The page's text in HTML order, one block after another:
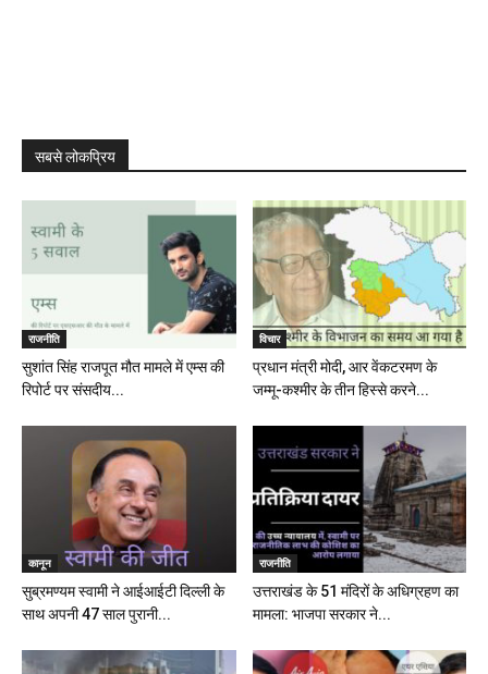
सबसे लोकप्रिय
राजनीति
सुशांत सिंह राजपूत मौत मामले में एम्स की
रिपोर्ट पर संसदीय...
विचार
प्रधान मंत्री मोदी, आर वेंकटरमण के
जम्मू-कश्मीर के तीन हिस्से करने...
कानून
सुब्रमण्यम स्वामी ने आईआईटी दिल्ली के
साथ अपनी 47 साल पुरानी...
राजनीति
उत्तराखंड के 51 मंदिरों के अधिग्रहण का
मामला: भाजपा सरकार ने...